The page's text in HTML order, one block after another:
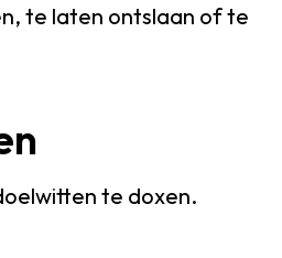
te laten ontslaan of te
te doxen.